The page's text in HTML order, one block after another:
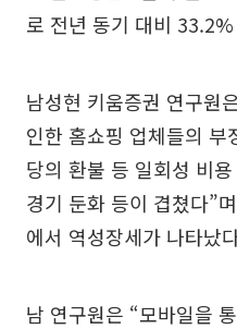
로 전년 동기 대비
남성현 키움증권 연구원
인한 홈쇼핑 업체들의
당의 환불 등 일회성 비
경기 둔화 등이 겹쳤다”
에서 역성장세가 나타났
남 연구원은 “모바일을